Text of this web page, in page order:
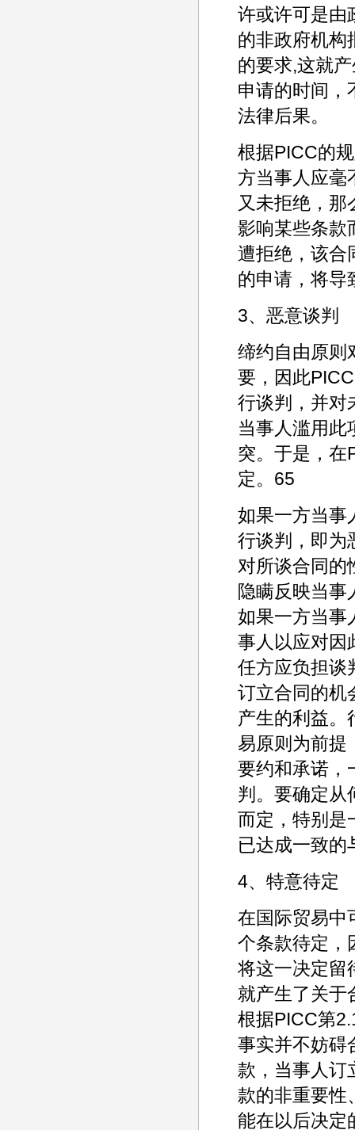
许或许可是由
的非政府机构
的要求,这就
申请的时间，
法律后果。
根据PICC的
方当事人应毫
又未拒绝，那
影响某些条款
遭拒绝，该合
的申请，将导
3、恶意谈判
缔约自由原则
要，因此
行谈判，并对
当事人滥用此
突。于是，在
定。65
如果一方当事
行谈判，即为
对所谈合同的
隐瞒反映当事
如果一方当事
事人以应对因
任方应负担谈
订立合同的机
产生的利益。
易原则为前提
要约和承诺，
判。要确定从
而定，特别是
已达成一致的
4、特意待定
在国际贸易中
个条款待定，
将这一决定留
就产生了关于
根据PICC第
事实并不妨碍
款，当事人订
款的非重要性
能在以后决定